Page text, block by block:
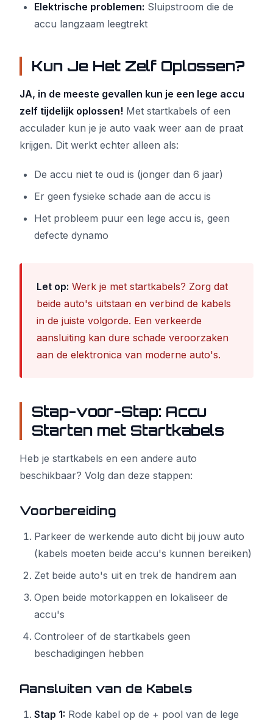
Elektrische problemen: Sluipstroom die de
accu langzaam leegtrekt
Kun Je Het Zelf Oplossen?
JA, in de meeste gevallen kun je een lege accu
zelf tijdelijk oplossen! Met startkabels of een
acculader kun je je auto vaak weer aan de praat
krijgen. Dit werkt echter alleen als:
De accu niet te oud is (jonger dan 6 jaar)
Er geen fysieke schade aan de accu is
Het probleem puur een lege accu is, geen
defecte dynamo
Let op: Werk je met startkabels? Zorg dat
beide auto's uitstaan en verbind de kabels
in de juiste volgorde. Een verkeerde
aansluiting kan dure schade veroorzaken
aan de elektronica van moderne auto's.
Stap-voor-Stap: Accu
Starten met Startkabels
Heb je startkabels en een andere auto
beschikbaar? Volg dan deze stappen:
Voorbereiding
Parkeer de werkende auto dicht bij jouw auto
(kabels moeten beide accu's kunnen bereiken)
Zet beide auto's uit en trek de handrem aan
Open beide motorkappen en lokaliseer de
accu's
Controleer of de startkabels geen
beschadigingen hebben
Aansluiten van de Kabels
Stap 1: Rode kabel op de + pool van de lege